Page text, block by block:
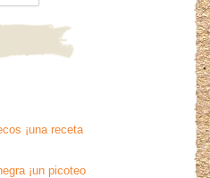
¡una receta
¡un picoteo